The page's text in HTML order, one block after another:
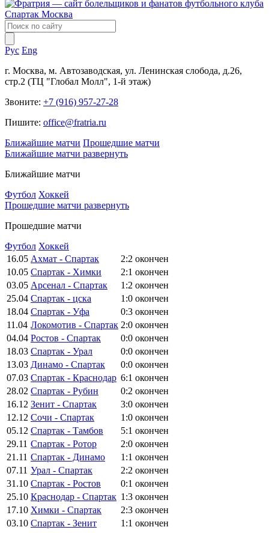
Рус Eng
г. Москва, м. Автозаводская, ул. Ленинская слобода, д.26,
стр.2 (ТЦ "Глобал Молл", 1-й этаж)
Звоните: +7 (916) 957-27-28
Пишите: office@fratria.ru
Ближайшие матчи Прошедшие матчи
Ближайшие матчи развернуть
Ближайшие матчи
Футбол Хоккей
Прошедшие матчи развернуть
Прошедшие матчи
Футбол Хоккей
16.05 Ахмат - Спартак 2:2 окончен
10.05 Спартак - Химки 2:1 окончен
03.05 Арсенал - Спартак 1:2 окончен
25.04 Спартак - цска 1:0 окончен
18.04 Спартак - Уфа 0:3 окончен
11.04 Локомотив - Спартак 2:0 окончен
04.04 Ростов - Спартак 0:0 окончен
18.03 Спартак - Урал 0:0 окончен
13.03 Динамо - Спартак 0:0 окончен
07.03 Спартак - Краснодар 6:1 окончен
28.02 Спартак - Рубин 0:2 окончен
16.12 Зенит - Спартак 3:0 окончен
12.12 Сочи - Спартак 1:0 окончен
05.12 Спартак - Тамбов 5:1 окончен
29.11 Спартак - Ротор 2:0 окончен
21.11 Спартак - Динамо 1:1 окончен
07.11 Урал - Спартак 2:2 окончен
31.10 Спартак - Ростов 0:1 окончен
25.10 Краснодар - Спартак 1:3 окончен
17.10 Химки - Спартак 2:3 окончен
03.10 Спартак - Зенит 1:1 окончен